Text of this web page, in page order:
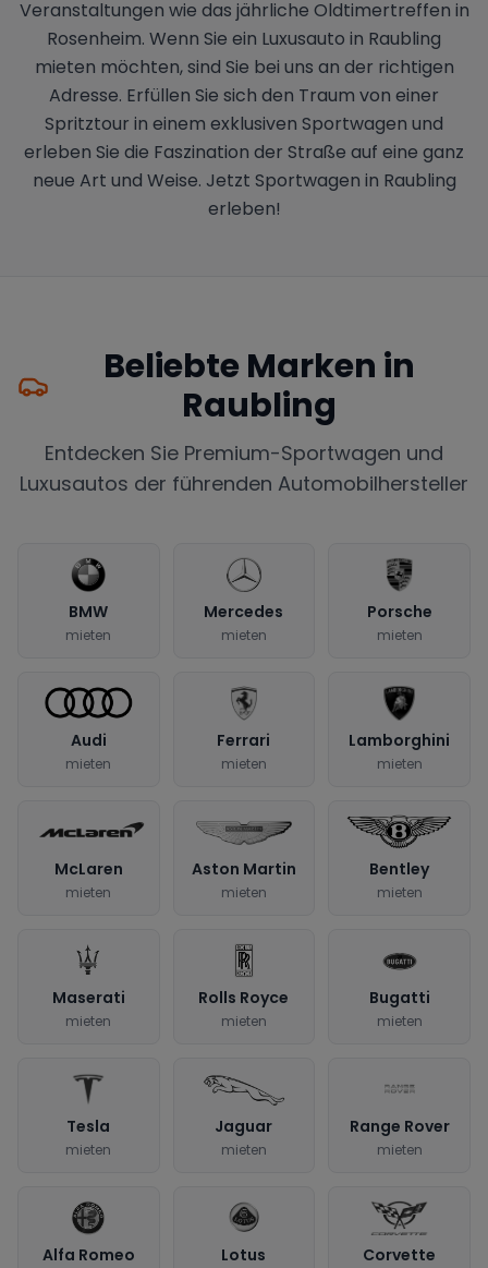
Veranstaltungen wie das jährliche Oldtimertreffen in
Rosenheim. Wenn Sie ein Luxusauto in Raubling
mieten möchten, sind Sie bei uns an der richtigen
Adresse. Erfüllen Sie sich den Traum von einer
Spritztour in einem exklusiven Sportwagen und
erleben Sie die Faszination der Straße auf eine ganz
neue Art und Weise. Jetzt Sportwagen in Raubling
erleben!
Beliebte Marken in
Raubling
Entdecken Sie Premium-Sportwagen und
Luxusautos der führenden Automobilhersteller
BMW
mieten
Mercedes
mieten
Porsche
mieten
Audi
mieten
Ferrari
mieten
Lamborghini
mieten
McLaren
mieten
Aston Martin
mieten
Bentley
mieten
Maserati
mieten
Rolls Royce
mieten
Bugatti
mieten
Tesla
mieten
Jaguar
mieten
Range Rover
mieten
Alfa Romeo Lotus Corvette